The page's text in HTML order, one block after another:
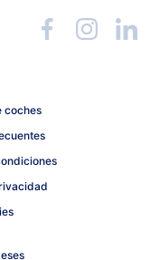
coches